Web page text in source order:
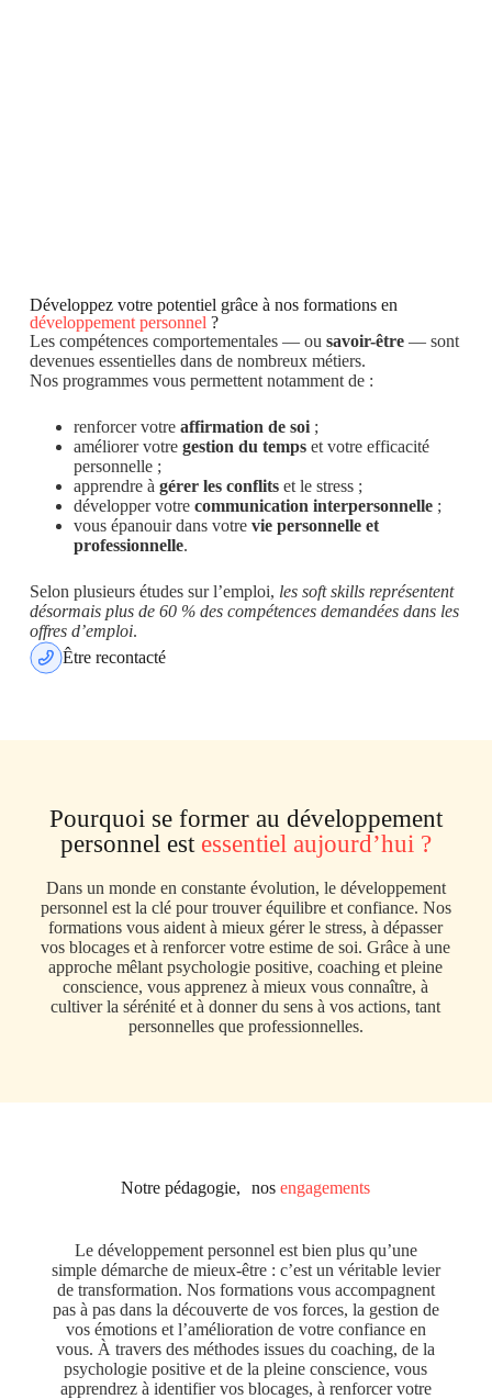
Développez votre potentiel grâce à nos formations en
développement personnel ?
Les compétences comportementales — ou savoir-être— sont
devenues essentielles dans de nombreux métiers.
Nos programmes vous permettent notamment de :
renforcer votre affirmation de soi;
améliorer votre gestion du tempset votre efficacité
personnelle ;
apprendre à gérer les conflitset le stress ;
développer votre communication interpersonnelle;
vous épanouir dans votre vie personnelle et
professionnelle.
Selon plusieurs études sur l’emploi, les soft skills représentent
désormais plus de 60 % des compétences demandées dans les
offres d’emploi.
Être recontacté
Pourquoi se former au développement
personnel est essentiel aujourd’hui ?
Dans un monde en constante évolution, le développement
personnel est la clé pour trouver équilibre et confiance. Nos
formations vous aident à mieux gérer le stress, à dépasser
vos blocages et à renforcer votre estime de soi. Grâce à une
approche mêlant psychologie positive, coaching et pleine
conscience, vous apprenez à mieux vous connaître, à
cultiver la sérénité et à donner du sens à vos actions, tant
personnelles que professionnelles.
Notre pédagogie, nosengagements
Le développement personnel est bien plus qu’une
simple démarche de mieux-être : c’est un véritable levier
de transformation. Nos formations vous accompagnent
pas à pas dans la découverte de vos forces, la gestion de
vos émotions et l’amélioration de votre confiance en
vous. À travers des méthodes issues du coaching, de la
psychologie positive et de la pleine conscience, vous
apprendrez à identifier vos blocages, à renforcer votre